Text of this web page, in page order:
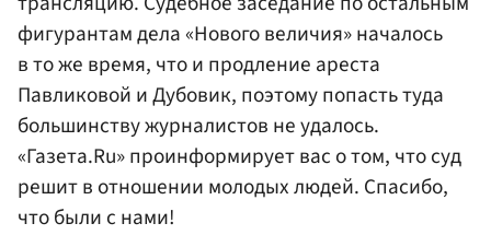
фигурантам дела «Нового величия» началось
в то же время, что и продление ареста
Павликовой и Дубовик, поэтому попасть туда
большинству журналистов не удалось.
«Газета.Ru» проинформирует вас о том, что суд
решит в отношении молодых людей. Спасибо,
что были с нами!